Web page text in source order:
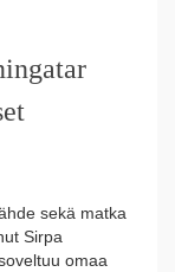
sekä matka
Sirpa
omaa